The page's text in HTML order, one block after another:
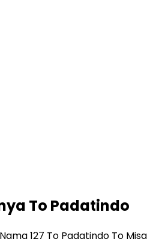
To Padatindo